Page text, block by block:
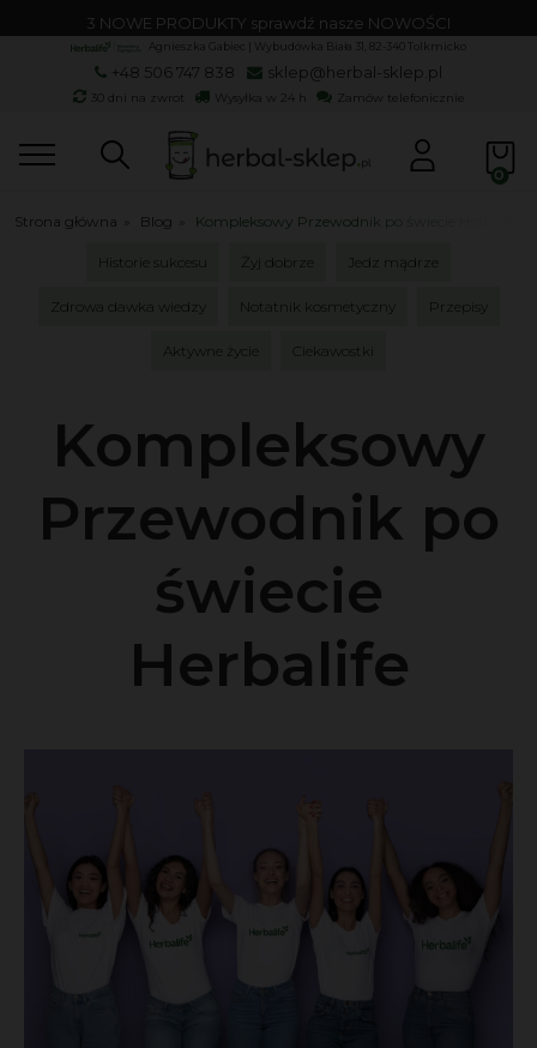
DARMOWA DOSTAWA od 650 zł
Agnieszka Gabiec | Wybudówka Biała 31, 82-340 Tolkmicko
+48 506 747 838 sklep@herbal-sklep.pl
30 dni na zwrot Wysyłka w 24 h Zamów telefonicznie
Strona główna Blog Kompleksowy Przewodnik po świecie Herbalife
Historie sukcesu Żyj dobrze Jedz mądrze
Zdrowa dawka wiedzy Notatnik kosmetyczny Przepisy
Aktywne życie Ciekawostki
Kompleksowy
Przewodnik po
świecie
Herbalife